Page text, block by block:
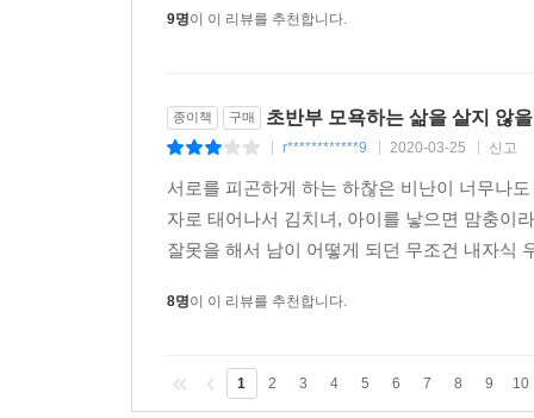
9명이 이 리뷰를 추천합니다.
종이책 구매 초반부 모욕하는 삶을 살지 않
r************9 2020-03-25 신고
서로를 피곤하게 하는 하찮은 비난이 너무나
자로 태어나서 김치녀, 아이를 낳으면 맘충이
잘못을 해서 남이 어떻게 되던 무조건 내자식
8명이 이 리뷰를 추천합니다.
1 2 3 4 5 6 7 8 9 10